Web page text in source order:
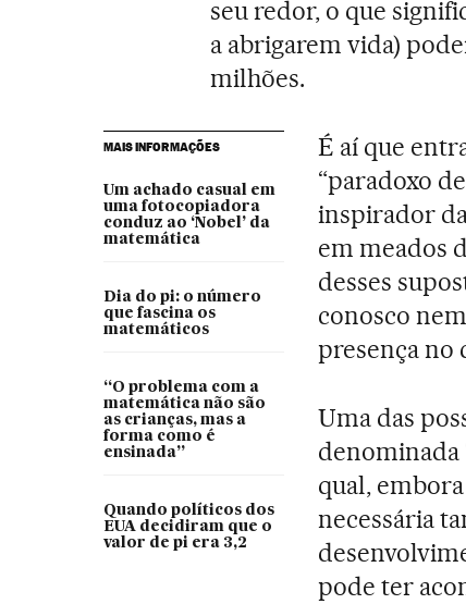
seu redor, o que
a abrigarem vida)
milhões.
MAIS INFORMAÇÕES
Um achado casual em
uma fotocopiadora
conduz ao ‘Nobel’ da
matemática
Dia do pi: o número
que fascina os
matemáticos
“O problema com a
matemática não são
as crianças, mas a
forma como é
ensinada”
Quando políticos dos
EUA decidiram que o
valor de pi era 3,2
É aí que
“paradoxo
inspirador
em meados
desses
conosco
presença no
Uma das
denominada
qual,
necessária
pode ter